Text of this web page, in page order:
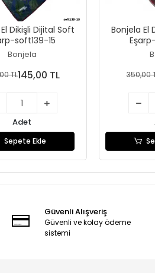
Dikişli Dijital Soft
soft139-15
Bonjela
TL145,00 TL
Adet
Sepete Ekle
Bonjela El
350,00
Güvenli Alışveriş
Güvenli ve kolay ödeme
sistemi